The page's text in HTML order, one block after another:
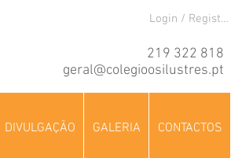
Login / Registre-se
219 322 818
geral@colegioosilustres.pt
DIVULGAÇÃO GALERIA CONTACTOS